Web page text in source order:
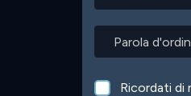
di
accesso
o
soprannome
d'ordine
Ricordati di